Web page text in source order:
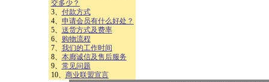
交多少？
3、 付款方式
4、 申请会员有什么好处？
5、 送货方式及费率
6、
购物流程
7、 我们的工作时间
8、 本廊诚信及售后服务
9、 常见问题
10、 商业联盟宣言